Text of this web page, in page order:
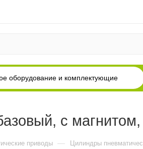
оборудование и комплектующие
с
приводы — Цилиндры